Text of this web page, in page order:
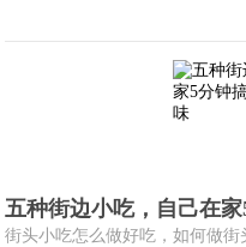
五种街边小吃，自己在
街头小吃怎么做好吃，如何做